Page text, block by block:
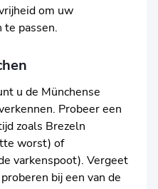
om uw
te passen.
u de Münchense
Probeer een
zoals Brezeln
worst) of
varkenspoot). Vergeet
bij een van de